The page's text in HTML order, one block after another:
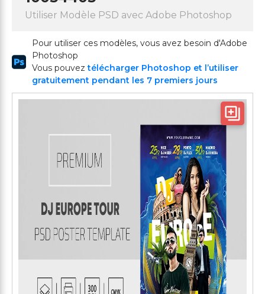
Utiliser Modèle PSD avec Adobe Photoshop
Pour utiliser ces modèles, vous avez besoin d'Adobe
Photoshop
Vous pouveztélécharger Photoshop et l’utiliser
gratuitement pendant les 7 premiers jours